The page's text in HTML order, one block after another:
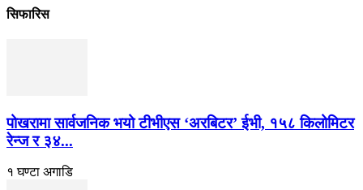
सिफारिस
पोखरामा सार्वजनिक भयो टीभीएस ‘अरबिटर’ ईभी, १५८ किलोमिटर
रेन्ज र ३४...
१ घण्टा अगाडि